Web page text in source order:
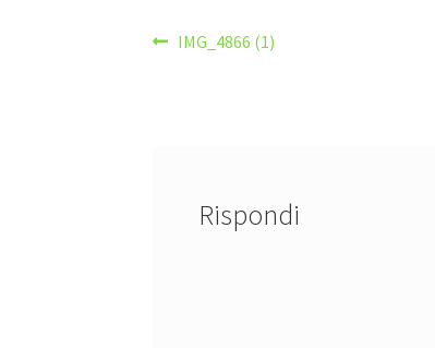
Navigazione
Articolo
IMG_4866 (1)
Rispondi